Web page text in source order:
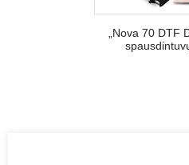
„Nova 70 DTF